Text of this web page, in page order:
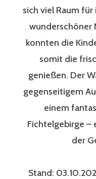
sich viel Raum
wunderschöner
konnten die
somit die
genießen. Der
gegenseitigem
einem
Fichtelgebirge –
der
Stand: